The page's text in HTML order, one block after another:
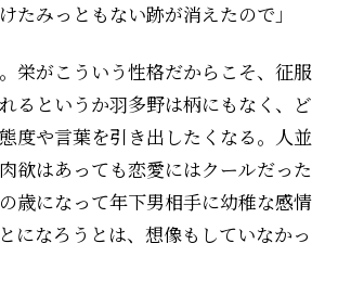
たみっともない跡が消えたので」
栄がこういう性格だからこそ、征服
るというか――羽多野は柄にもなく、ど
度や言葉を引き出したくなる。人並
欲はあっても恋愛にはクールだった
歳になって年下男相手に幼稚な感情
になろうとは、想像もしていなかっ